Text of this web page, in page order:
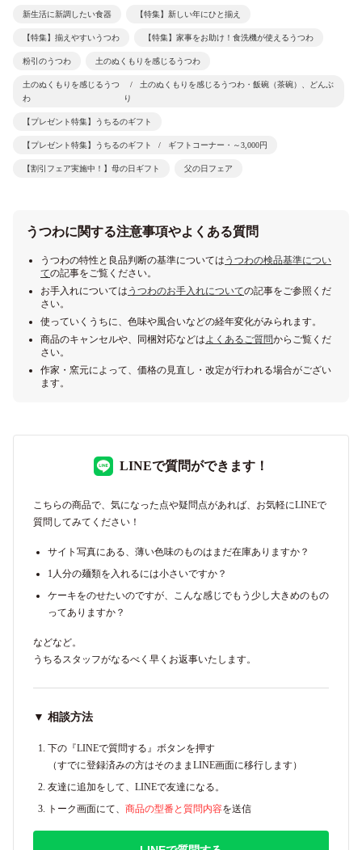
新生活に新調したい食器 【特集】新しい年にひと揃え
【特集】揃えやすいうつわ 【特集】家事をお助け！食洗機が使えるうつわ
粉引のうつわ 土のぬくもりを感じるうつわ
土のぬくもりを感じるうつ
わ
土のぬくもりを感じるうつわ・飯碗（茶碗）、どんぶ
り
【プレゼント特集】うちるのギフト
【プレゼント特集】うちるのギフト ギフトコーナー・～3,000円
【割引フェア実施中！】母の日ギフト 父の日フェア
うつわに関する注意事項やよくある質問
うつわの特性と良品判断の基準については うつわの検品基準につい
ての記事をご覧ください。
お手入れについては うつわのお手入れについての記事をご参照くだ
さい。
使っていくうちに、色味や風合いなどの経年変化がみられます。
商品のキャンセルや、同梱対応などはよくあるご質問からご覧くだ
さい。
作家・窯元によって、価格の見直し・改定が行われる場合がござい
ます。
LINEで質問ができます！
こちらの商品で、気になった点や疑問点があれば、お気軽にLINEで
質問してみてください！
サイト写真にある、薄い色味のものはまだ在庫ありますか？
1人分の麺類を入れるには小さいですか？
ケーキをのせたいのですが、こんな感じでもう少し大きめのもの
ってありますか？
などなど。
うちるスタッフがなるべく早くお返事いたします。
▼ 相談方法
下の『LINEで質問する』ボタンを押す
（すでに登録済みの方はそのままLINE画面に移行します）
友達に追加をして、LINEで友達になる。
トーク画面にて、 商品の型番と質問内容を送信